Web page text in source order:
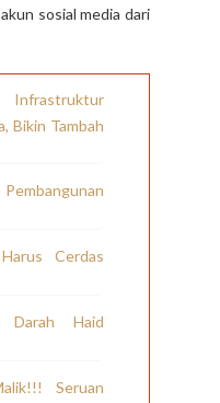
sosial media dari
Bikin Tambah
Cerdas
Darah Haid
Seruan